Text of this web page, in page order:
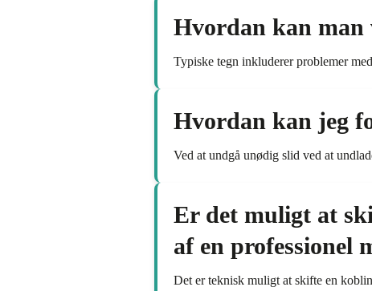
Hvordan kan man
Typiske tegn inkluderer problemer
Hvordan kan jeg
Ved at undgå unødig slid ved at
Er det muligt at
af en professionel
Det er teknisk muligt at skifte en